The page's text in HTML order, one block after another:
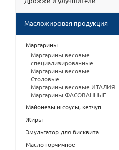
Масложировая продукция
Маргарины
Маргарины весовые
специализированные
Маргарины весовые
Столовые
Маргарины весовые ИТАЛИЯ
Маргарины ФАСОВАННЫЕ
Майонезы и соусы, кетчуп
Жиры
Эмульгатор для бисквита
Масло горчичное